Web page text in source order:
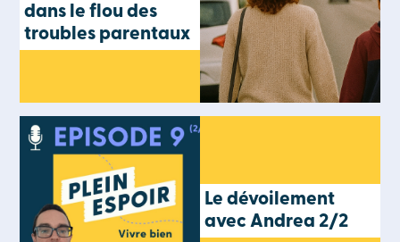
dans le flou des
troubles parentaux
Le dévoilement
avec Andrea 2/2